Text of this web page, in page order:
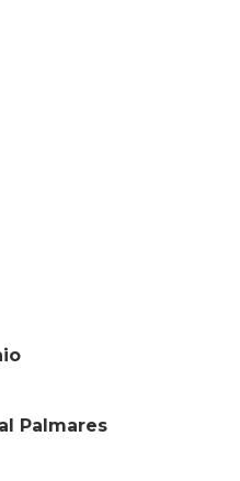
Palmares